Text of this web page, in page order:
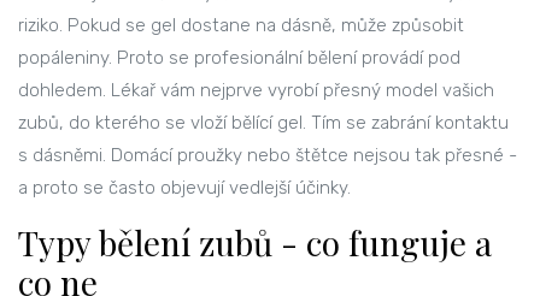
riziko. Pokud se gel dostane na dásně, může způsobit
popáleniny. Proto se profesionální bělení provádí pod
dohledem. Lékař vám nejprve vyrobí přesný model vašich
zubů, do kterého se vloží bělící gel. Tím se zabrání kontaktu
s dásněmi. Domácí proužky nebo štětce nejsou tak přesné -
a proto se často objevují vedlejší účinky.
Typy bělení zubů - co funguje a
co ne